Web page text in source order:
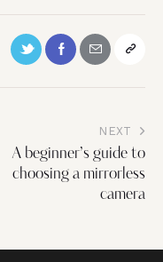
NEXT
A beginner’s guide to
choosing a mirrorless
camera